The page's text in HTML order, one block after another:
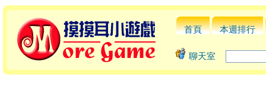
首頁 本週排行
聊天室